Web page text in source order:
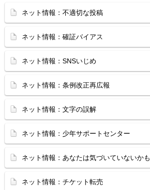
ネット情報：不適切な投稿
ネット情報：確証バイアス
ネット情報：SNSいじめ
ネット情報：条例改正再広報
ネット情報：文字の誤解
ネット情報：少年サポートセンター
ネット情報：あなたは気づいていないかも
ネット情報：チケット転売